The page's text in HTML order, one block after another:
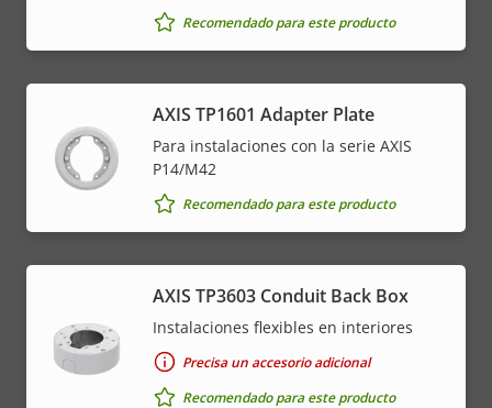
Recomendado para este producto
AXIS TP1601 Adapter Plate
Para instalaciones con la serie AXIS
P14/M42
Recomendado para este producto
AXIS TP3603 Conduit Back Box
Instalaciones flexibles en interiores
Precisa un accesorio adicional
Recomendado para este producto